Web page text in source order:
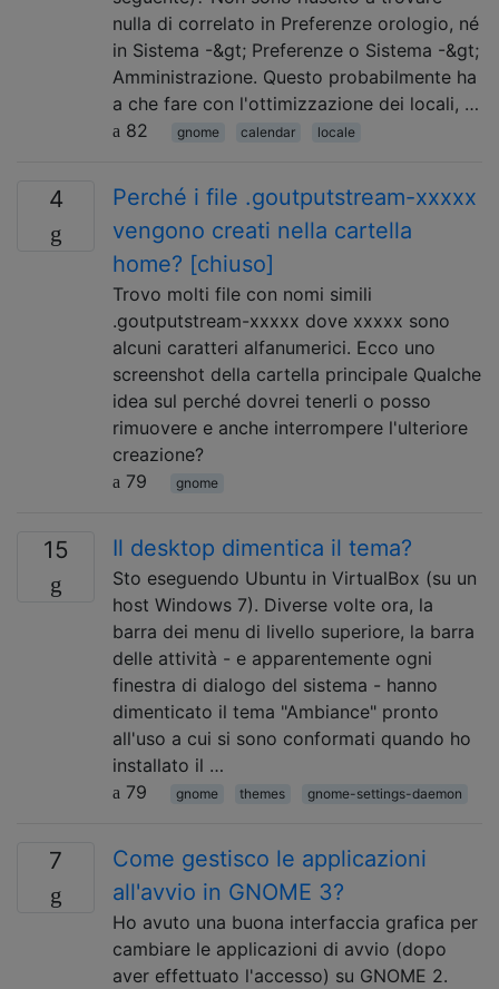
nulla di correlato in Preferenze orologio, né
in Sistema -&gt; Preferenze o Sistema -&gt;
Amministrazione. Questo probabilmente ha
a che fare con l'ottimizzazione dei locali, …
82
gnome calendar locale
4
Perché i file .goutputstream-xxxxx
vengono creati nella cartella
home? [chiuso]
Trovo molti file con nomi simili
.goutputstream-xxxxx dove xxxxx sono
alcuni caratteri alfanumerici. Ecco uno
screenshot della cartella principale Qualche
idea sul perché dovrei tenerli o posso
rimuovere e anche interrompere l'ulteriore
creazione?
79
gnome
15 Il desktop dimentica il tema?
Sto eseguendo Ubuntu in VirtualBox (su un
host Windows 7). Diverse volte ora, la
barra dei menu di livello superiore, la barra
delle attività - e apparentemente ogni
finestra di dialogo del sistema - hanno
dimenticato il tema "Ambiance" pronto
all'uso a cui si sono conformati quando ho
installato il …
79
gnome themes gnome-settings-daemon
7
Come gestisco le applicazioni
all'avvio in GNOME 3?
Ho avuto una buona interfaccia grafica per
cambiare le applicazioni di avvio (dopo
aver effettuato l'accesso) su GNOME 2.